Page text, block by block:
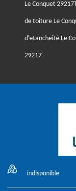
Le Conquet 29217
de toiture Le
d'etancheité Le
29217
indisponible